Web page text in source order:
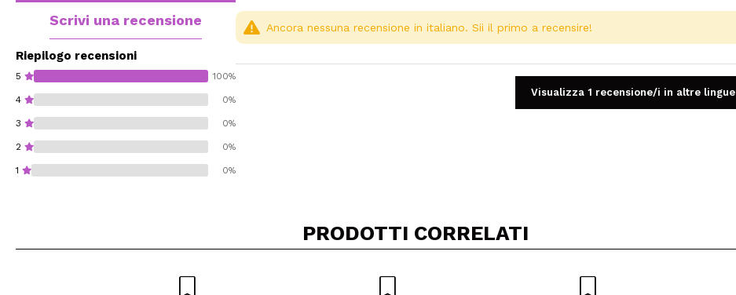
Scrivi una recensione
Riepilogo recensioni
5 100%
4 0%
3 0%
2 0%
1 0%
Ancora nessuna recensione in italiano. Sii il primo a recensire!
Visualizza 1 recensione/i in altre lingue
PRODOTTI CORRELATI